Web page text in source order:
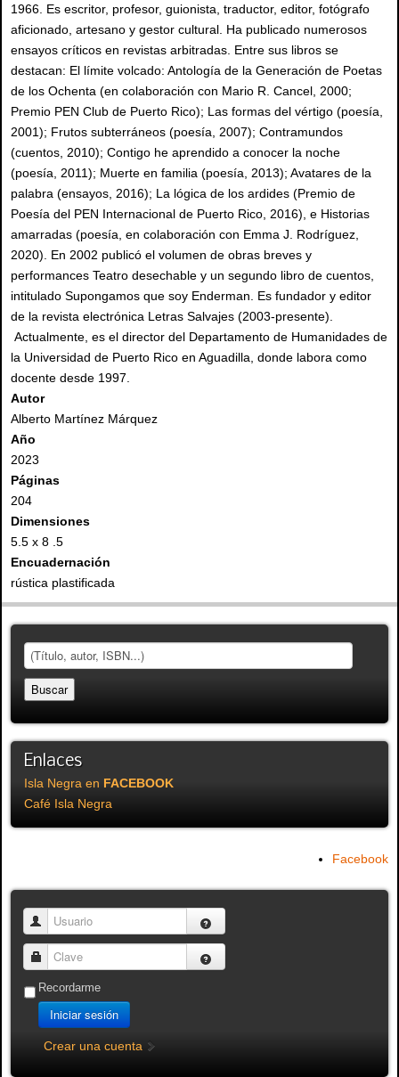
1966. Es escritor, profesor, guionista, traductor, editor, fotógrafo
aficionado, artesano y gestor cultural. Ha publicado numerosos
ensayos críticos en revistas arbitradas. Entre sus libros se
destacan: El límite volcado: Antología de la Generación de Poetas
de los Ochenta (en colaboración con Mario R. Cancel, 2000;
Premio PEN Club de Puerto Rico); Las formas del vértigo (poesía,
2001); Frutos subterráneos (poesía, 2007); Contramundos
(cuentos, 2010); Contigo he aprendido a conocer la noche
(poesía, 2011); Muerte en familia (poesía, 2013); Avatares de la
palabra (ensayos, 2016); La lógica de los ardides (Premio de
Poesía del PEN Internacional de Puerto Rico, 2016), e Historias
amarradas (poesía, en colaboración con Emma J. Rodríguez,
2020). En 2002 publicó el volumen de obras breves y
performances Teatro desechable y un segundo libro de cuentos,
intitulado Supongamos que soy Enderman. Es fundador y editor
de la revista electrónica Letras Salvajes (2003-presente).
Actualmente, es el director del Departamento de Humanidades de
la Universidad de Puerto Rico en Aguadilla, donde labora como
docente desde 1997.
Autor
Alberto Martínez Márquez
Año
2023
Páginas
204
Dimensiones
5.5 x 8 .5
Encuadernación
rústica plastificada
Enlaces
Isla Negra en FACEBOOK
Café Isla Negra
Facebook
Usuario
Clave
Recordarme
Iniciar sesión
Crear una cuenta